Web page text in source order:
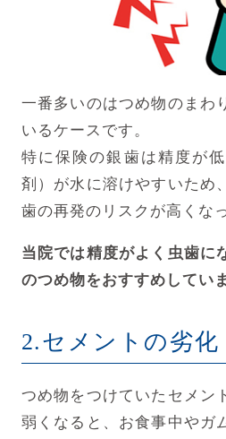
一番多いのはつめ物のまわ
いるケースです。
特に保険の銀歯は精度が
剤）が水に溶けやすいため
歯の再発のリスクが高くな
当院では精度がよく虫歯に
のつめ物をおすすめしてい
2.セメントの劣化
つめ物をつけていたセメン
弱くなると、お食事中やガ